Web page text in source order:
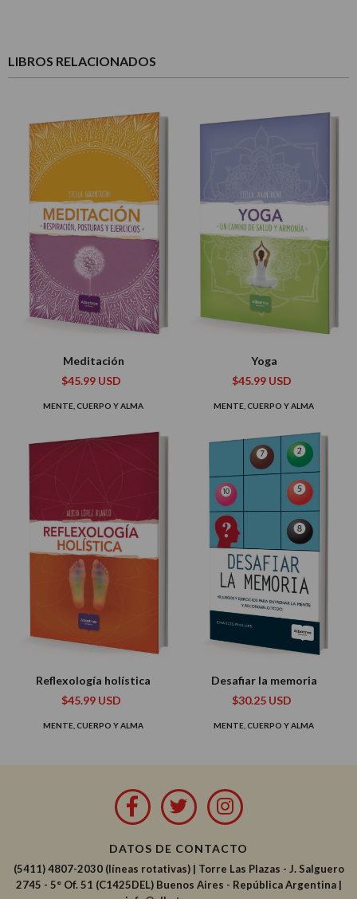
LIBROS RELACIONADOS
Meditación
$45.99 USD
MENTE, CUERPO Y ALMA
Yoga
$45.99 USD
MENTE, CUERPO Y ALMA
Reflexología holística
$45.99 USD
MENTE, CUERPO Y ALMA
Desafiar la memoria
$30.25 USD
MENTE, CUERPO Y ALMA
DATOS DE CONTACTO
(5411) 4807-2030 (líneas rotativas)| Torre Las Plazas - J. Salguero
2745 - 5° Of. 51 (C1425DEL) Buenos Aires - República Argentina |